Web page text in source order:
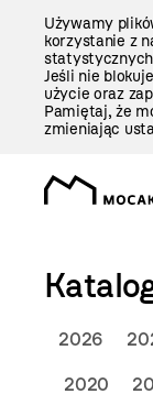
Używamy
korzystanie z
Jeśli nie
użycie oraz
Pamiętaj, że
zmieniając
2026
2020